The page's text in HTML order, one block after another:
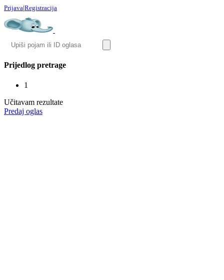
Prijava|Registracija
Prijedlog pretrage
1
Učitavam rezultate
Predaj oglas